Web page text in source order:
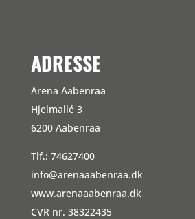
ADRESSE
Arena Aabenraa
Hjelmallé 3
6200 Aabenraa
Tlf.: 74627400
info@arenaaabenraa.dk
www.arenaaabenraa.dk
CVR nr. 38322435